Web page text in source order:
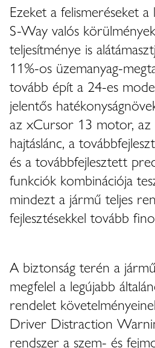
Ezeket a felismeréseket
S‑Way valós
teljesítménye is
11%-os üzemanyag-
tovább épít a 24-es
jelentős
az xCursor 13 motor, az
hajtáslánc, a
és a továbbfejlesztett
funkciók kombinációja
mindezt a jármű teljes
fejlesztésekkel tovább
A biztonság terén a
megfelel a legújabb
rendelet
Driver Distraction
rendszer a szem- és